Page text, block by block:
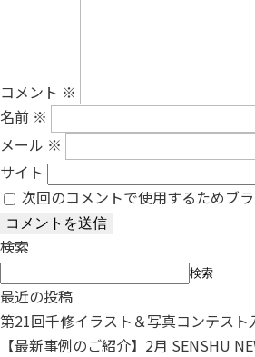
コメント ※
名前 ※
メール ※
サイト
次回のコメントで使用するためブ
検索
検索
最近の投稿
第21回千修イラスト＆写真コンテス
【最新事例のご紹介】2月 SENSHU